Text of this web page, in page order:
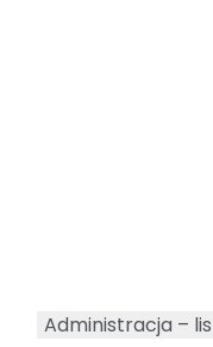
Administracja –